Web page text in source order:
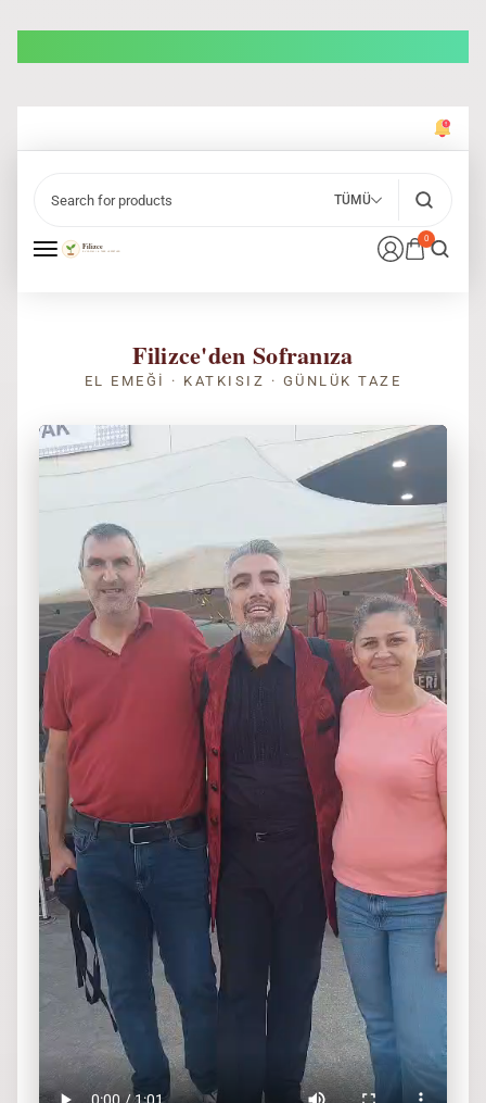
0
TÜMÜ
Filizce'den Sofranıza
EL EMEĞI · KATKISIZ · GÜNLÜK TAZE